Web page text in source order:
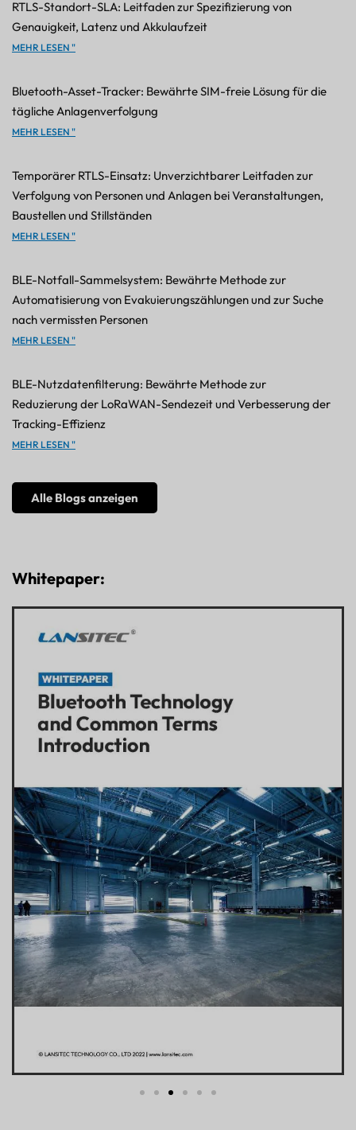
RTLS-Standort-SLA: Leitfaden zur Spezifizierung von
Genauigkeit, Latenz und Akkulaufzeit
MEHR LESEN "
Bluetooth-Asset-Tracker: Bewährte SIM-freie Lösung für die
tägliche Anlagenverfolgung
MEHR LESEN "
Temporärer RTLS-Einsatz: Unverzichtbarer Leitfaden zur
Verfolgung von Personen und Anlagen bei Veranstaltungen,
Baustellen und Stillständen
MEHR LESEN "
BLE-Notfall-Sammelsystem: Bewährte Methode zur
Automatisierung von Evakuierungszählungen und zur Suche
nach vermissten Personen
MEHR LESEN "
BLE-Nutzdatenfilterung: Bewährte Methode zur
Reduzierung der LoRaWAN-Sendezeit und Verbesserung der
Tracking-Effizienz
MEHR LESEN "
Alle Blogs anzeigen
Whitepaper: